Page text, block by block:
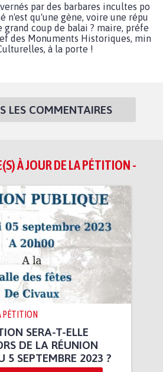
par des barbares incultes po
n'est qu'une gène, voire une répu
grand coup de balai ? maire, préfe
des Monuments Historiques, min
à la porte !
LES COMMENTAIRES
À JOUR DE LA PÉTITION -
PÉTITION
SERA-T-ELLE
DE LA RÉUNION
5 SEPTEMBRE 2023 ?